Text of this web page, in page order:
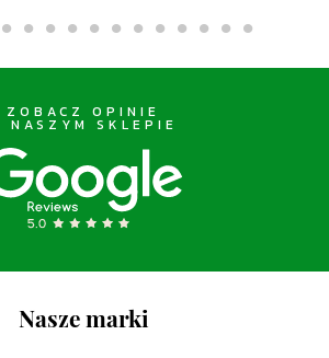
ZOBACZ OPINIE
NASZYM SKLEPIE
Nasze marki